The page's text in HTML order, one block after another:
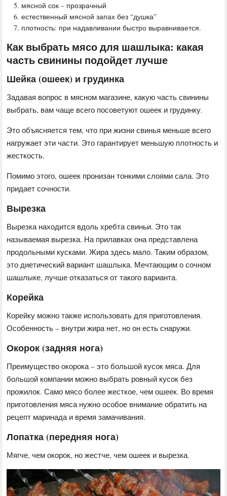
мясной сок – прозрачный
естественный мясной запах без “душка”
плотность: при надавливании быстро выравнивается.
Как выбрать мясо для шашлыка: какая
часть свинины подойдет лучше
Шейка (ошеек) и грудинка
Задавая вопрос в мясном магазине, какую часть свинины
выбрать, вам чаще всего посоветуют ошеек и грудинку.
Это объясняется тем, что при жизни свинья меньше всего
нагружает эти части. Это гарантирует меньшую плотность и
жесткость.
Помимо этого, ошеек пронизан тонкими слоями сала. Это
придает сочности.
Вырезка
Вырезка находится вдоль хребта свиньи. Это так
называемая вырезка. На прилавках она представлена
продольными кусками. Жира здесь мало. Таким образом,
это диетический вариант шашлыка. Мечтающим о сочном
шашлыке, лучше отказаться от такого варианта.
Корейка
Корейку можно также использовать для приготовления.
Особенность – внутри жира нет, но он есть снаружи.
Окорок (задняя нога)
Преимущество окорока – это большой кусок мяса. Для
большой компании можно выбрать ровный кусок без
прожилок. Само мясо более жесткое, чем ошеек. Во время
приготовления мяса нужно особое внимание обратить на
рецепт маринада и время замачивания.
Лопатка (передняя нога)
Мягче, чем окорок, но жестче, чем ошеек и вырезка.